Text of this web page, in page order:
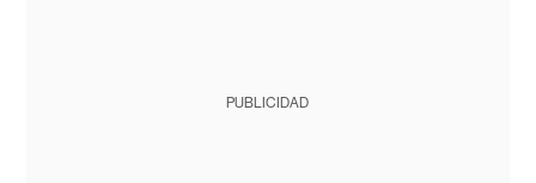
PUBLICIDAD